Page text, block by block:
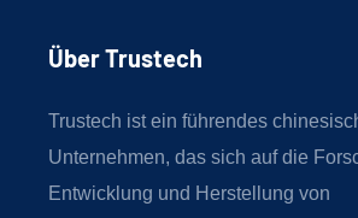
Über Trustech
Trustech ist ein führendes
Unternehmen, das sich auf die
Entwicklung und Herstellung von